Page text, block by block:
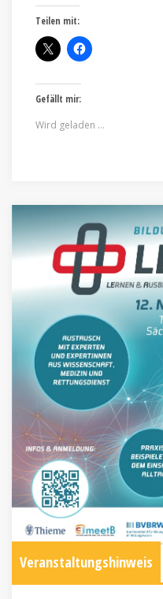
Teilen mit:
Gefällt mir:
Wird geladen …
Veranstaltungshinweis